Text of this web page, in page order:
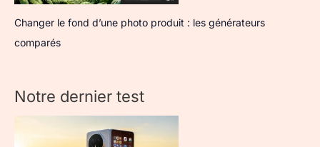
Changer le fond d’une photo produit : les générateurs
comparés
Notre dernier test